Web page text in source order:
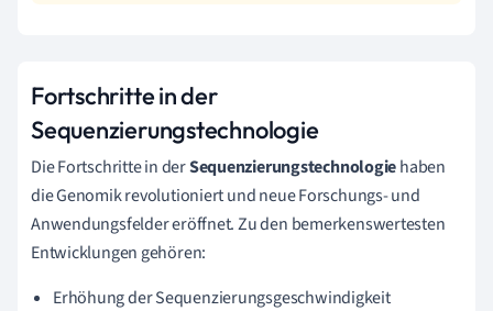
Fortschritte in der
Sequenzierungstechnologie
Die Fortschritte in derSequenzierungstechnologiehaben
die Genomik revolutioniert und neue Forschungs- und
Anwendungsfelder eröffnet. Zu den bemerkenswertesten
Entwicklungen gehören:
Erhöhung der Sequenzierungsgeschwindigkeit